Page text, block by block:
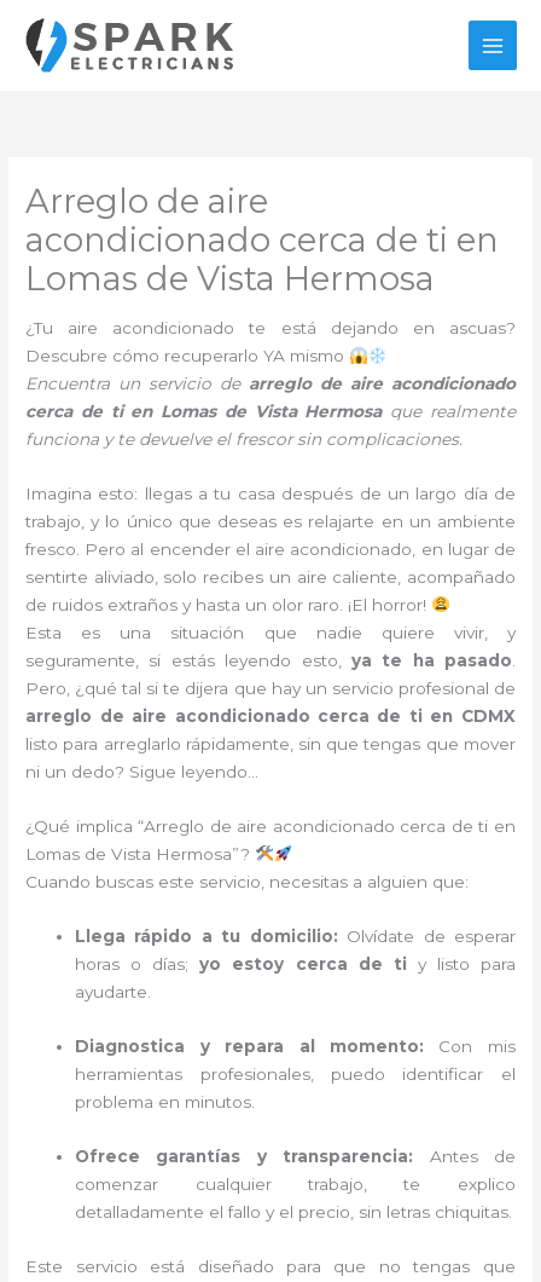
contenido
Arreglo de aire
acondicionado cerca de ti en
Lomas de Vista Hermosa
¿Tu aire acondicionado te está dejando en ascuas?
Descubre cómo recuperarlo YA mismo
Encuentra un servicio de arreglo de aire acondicionado
cerca de ti en Lomas de Vista Hermosa que realmente
funciona y te devuelve el frescor sin complicaciones.
Imagina esto: llegas a tu casa después de un largo día de
trabajo, y lo único que deseas es relajarte en un ambiente
fresco. Pero al encender el aire acondicionado, en lugar de
sentirte aliviado, solo recibes un aire caliente, acompañado
de ruidos extraños y hasta un olor raro. ¡El horror!
Esta es una situación que nadie quiere vivir, y
seguramente, si estás leyendo esto, ya te ha pasado
Pero, ¿qué tal si te dijera que hay un servicio profesional de
arreglo de aire acondicionado cerca de ti en CDMX
listo para arreglarlo rápidamente, sin que tengas que mover
ni un dedo? Sigue leyendo…
¿Qué implica “Arreglo de aire acondicionado cerca de ti en
Lomas de Vista Hermosa”?
Cuando buscas este servicio, necesitas a alguien que:
Llega rápido a tu domicilio: Olvídate de esperar
horas o días;yo estoy cerca de ti y listo para
ayudarte.
Diagnostica y repara al momento: Con mis
herramientas profesionales, puedo identificar el
problema en minutos.
Ofrece garantías y transparencia: Antes de
comenzar cualquier trabajo, te explico
detalladamente el fallo y el precio, sin letras chiquitas.
Este servicio está diseñado para que no tengas que